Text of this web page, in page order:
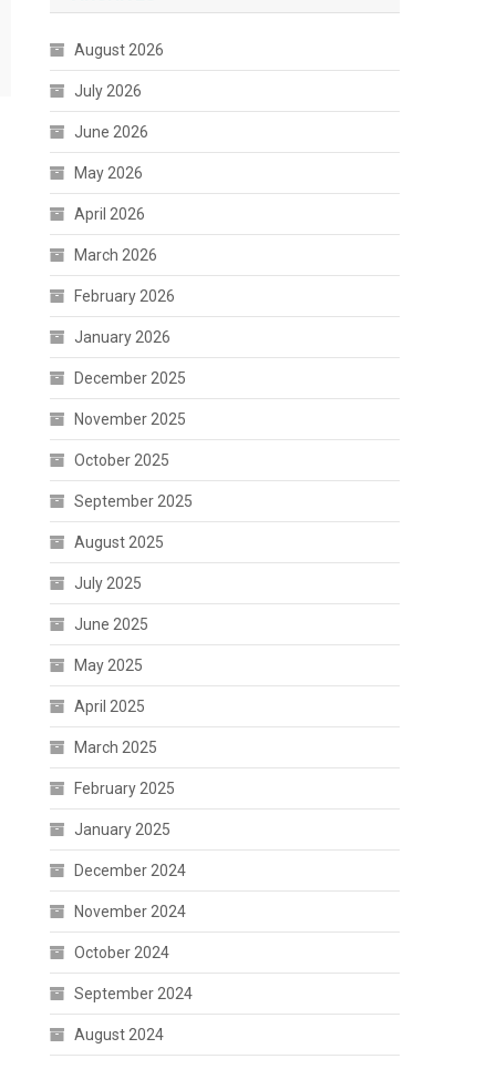
August 2026
July 2026
June 2026
May 2026
April 2026
March 2026
February 2026
January 2026
December 2025
November 2025
October 2025
September 2025
August 2025
July 2025
June 2025
May 2025
April 2025
March 2025
February 2025
January 2025
December 2024
November 2024
October 2024
September 2024
August 2024